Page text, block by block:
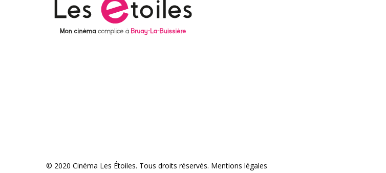
© 2020 Cinéma Les Étoiles. Tous droits réservés. Mentions légales